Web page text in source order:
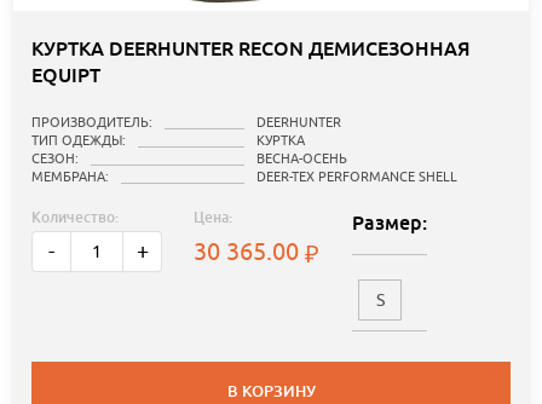
КУРТКА DEERHUNTER RECON ДЕМИСЕЗОННАЯ
EQUIPT
ПРОИЗВОДИТЕЛЬ:
DEERHUNTER
ТИП ОДЕЖДЫ:
КУРТКА
СЕЗОН:
ВЕСНА-ОСЕНЬ
МЕМБРАНА:
DEER-TEX PERFORMANCE SHELL
Количество:
- +
Цена:
30 365.00
Размер:
S
В КОРЗИНУ